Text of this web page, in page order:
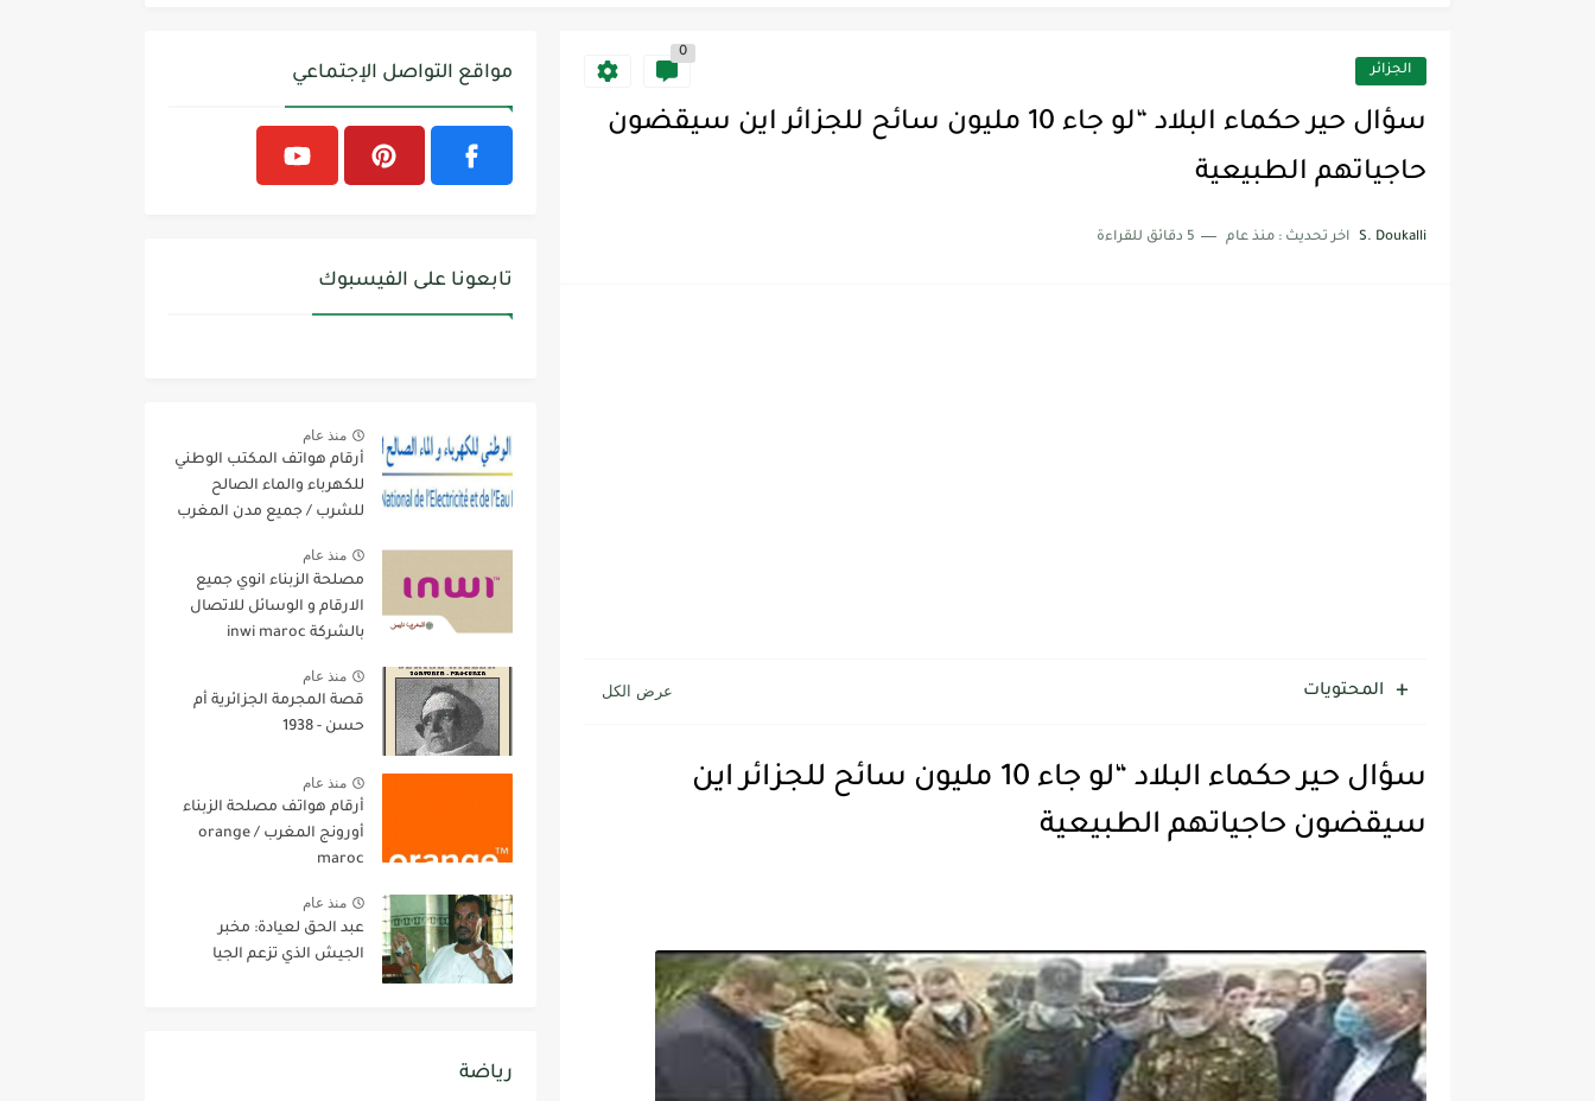
من الماسكیروفكا إلى الديب فايك: عندما تحوّل كرة القدم إلى...
كأس العالم روسيا 2018 - المغرب
الجزائر
0
سؤال حير حكماء البلاد “لو جاء 10 مليون سائح للجزائر اين سيقضون
حاجياتهم الطبيعية
S. Doukalli اخر تحديث : منذ عام 5 دقائق للقراءة
المحتويات
سؤال حير حكماء البلاد “لو جاء 10 مليون سائح للجزائر اين
سيقضون حاجياتهم الطبيعية
مواقع التواصل الإجتماعي
تابعونا على الفيسبوك
منذ عام
أرقام هواتف المكتب الوطني
للكهرباء والماء الصالح
للشرب / جميع مدن المغرب
منذ عام
مصلحة الزبناء انوي جميع
الارقام و الوسائل للاتصال
بالشركة inwi maroc
منذ عام
قصة المجرمة الجزائرية أم
حسن - 1938
منذ عام
أرقام هواتف مصلحة الزبناء
أورونج المغرب / orange
maroc
منذ عام
عبد الحق لعيادة: مخبر
الجيش الذي تزعم الجيا
رياضة